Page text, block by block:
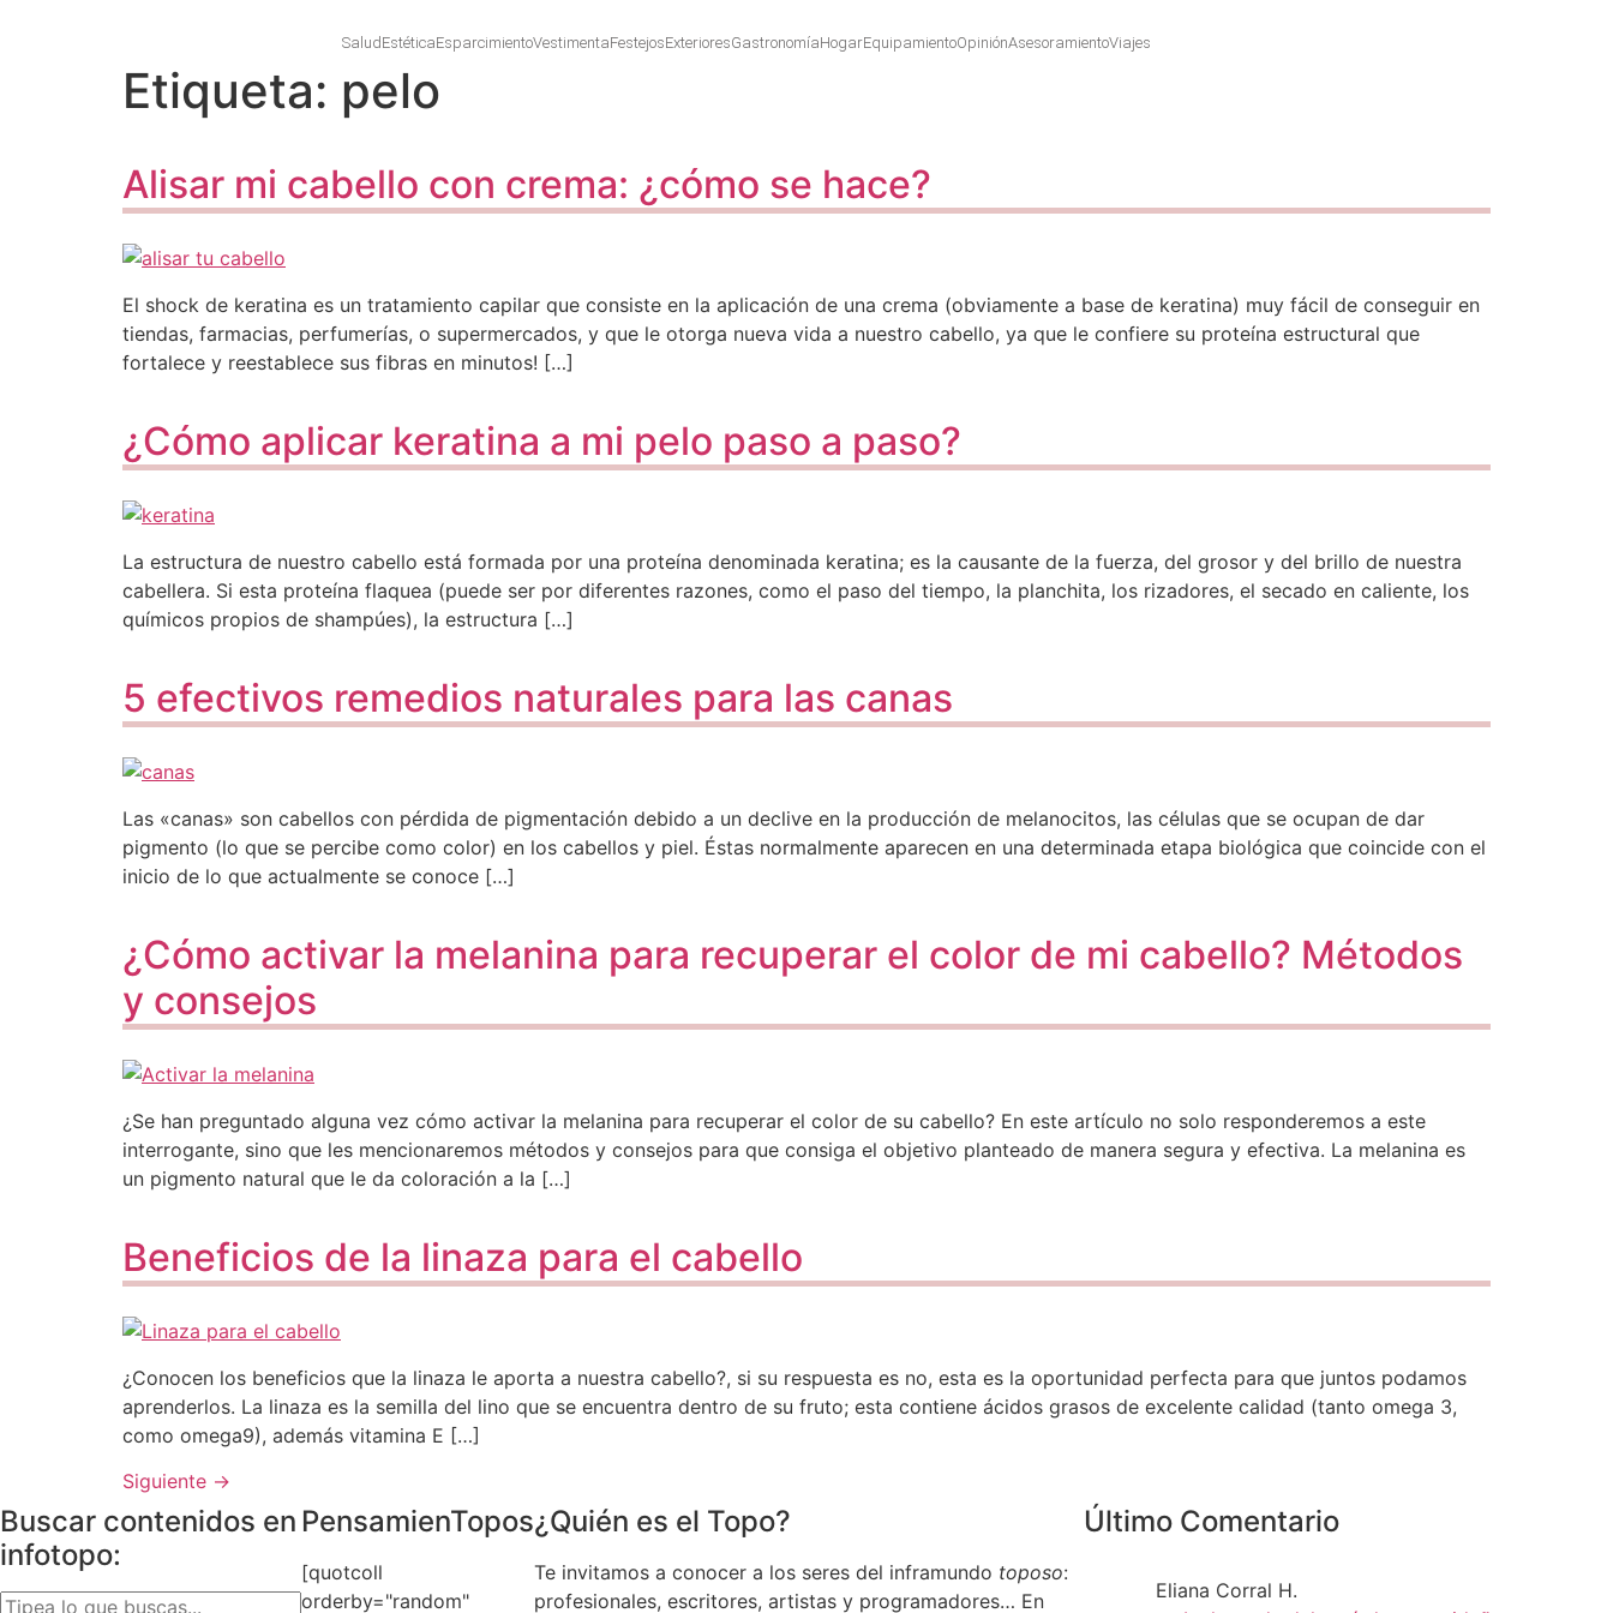
Salud EstéticaEsparcimientoVestimentaFestejosExterioresGastronomíaHogarEquipamientoOpiniónAsesoramientoViajes
Etiqueta: pelo
Alisar mi cabello con crema: ¿cómo se hace?
El shock de keratina es un tratamiento capilar que consiste en la aplicación de una crema (obviamente a base de keratina) muy fácil de conseguir en
tiendas, farmacias, perfumerías, o supermercados, y que le otorga nueva vida a nuestro cabello, ya que le confiere su proteína estructural que
fortalece y reestablece sus fibras en minutos! […]
¿Cómo aplicar keratina a mi pelo paso a paso?
La estructura de nuestro cabello está formada por una proteína denominada keratina; es la causante de la fuerza, del grosor y del brillo de nuestra
cabellera. Si esta proteína flaquea (puede ser por diferentes razones, como el paso del tiempo, la planchita, los rizadores, el secado en caliente, los
químicos propios de shampúes), la estructura […]
5 efectivos remedios naturales para las canas
Las «canas» son cabellos con pérdida de pigmentación debido a un declive en la producción de melanocitos, las células que se ocupan de dar
pigmento (lo que se percibe como color) en los cabellos y piel. Éstas normalmente aparecen en una determinada etapa biológica que coincide con el
inicio de lo que actualmente se conoce […]
¿Cómo activar la melanina para recuperar el color de mi cabello? Métodos
y consejos
¿Se han preguntado alguna vez cómo activar la melanina para recuperar el color de su cabello? En este artículo no solo responderemos a este
interrogante, sino que les mencionaremos métodos y consejos para que consiga el objetivo planteado de manera segura y efectiva. La melanina es
un pigmento natural que le da coloración a la […]
Beneficios de la linaza para el cabello
¿Conocen los beneficios que la linaza le aporta a nuestra cabello?, si su respuesta es no, esta es la oportunidad perfecta para que juntos podamos
aprenderlos. La linaza es la semilla del lino que se encuentra dentro de su fruto; esta contiene ácidos grasos de excelente calidad (tanto omega 3,
como omega9), además vitamina E […]
Siguiente →
Buscar contenidos en
infotopo:
PensamienTopos
[quotcoll
orderby="random"
¿Quién es el Topo?
Te invitamos a conocer a los seres del inframundo toposo:
profesionales, escritores, artistas y programadores… En
Último Comentario
Eliana Corral H.